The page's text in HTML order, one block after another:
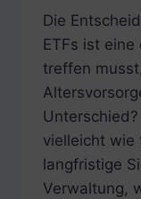
Die
ETFs ist
treffen
vielleicht wie
langfristige
Verwaltung,